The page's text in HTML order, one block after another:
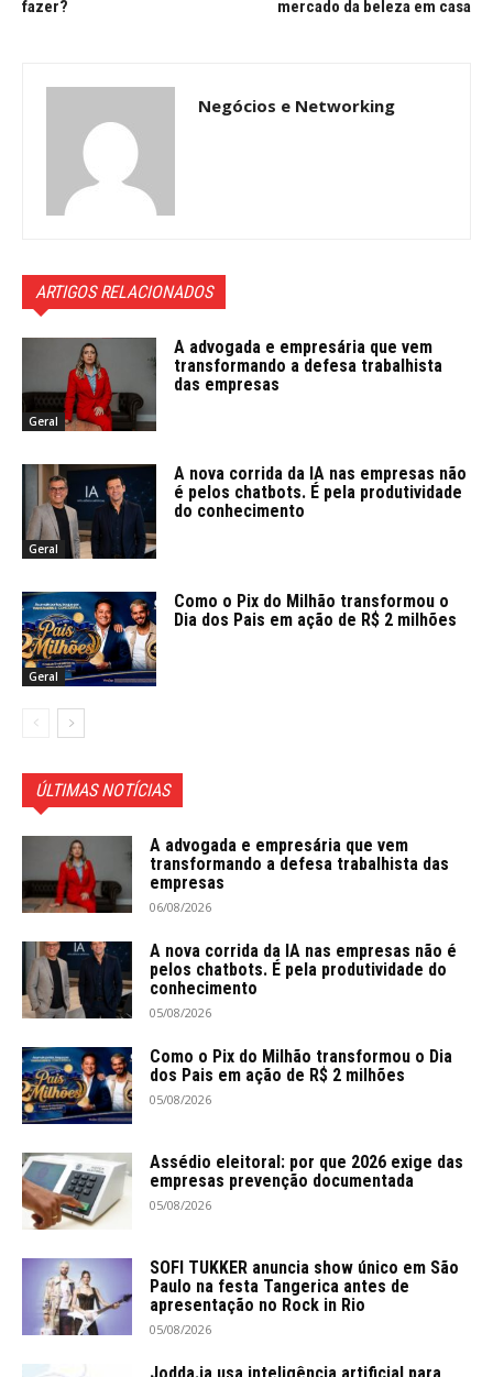
fazer?
mercado da beleza em casa
Negócios e Networking
ARTIGOS RELACIONADOS
Geral
A advogada e empresária que vem
transformando a defesa trabalhista
das empresas
Geral
A nova corrida da IA nas empresas não
é pelos chatbots. É pela produtividade
do conhecimento
Geral
Como o Pix do Milhão transformou o
Dia dos Pais em ação de R$ 2 milhões
ÚLTIMAS NOTÍCIAS
A advogada e empresária que vem
transformando a defesa trabalhista das
empresas
06/08/2026
A nova corrida da IA nas empresas não é
pelos chatbots. É pela produtividade do
conhecimento
05/08/2026
Como o Pix do Milhão transformou o Dia
dos Pais em ação de R$ 2 milhões
05/08/2026
Assédio eleitoral: por que 2026 exige das
empresas prevenção documentada
05/08/2026
SOFI TUKKER anuncia show único em São
Paulo na festa Tangerica antes de
apresentação no Rock in Rio
05/08/2026
Jodda.ia usa inteligência artificial para